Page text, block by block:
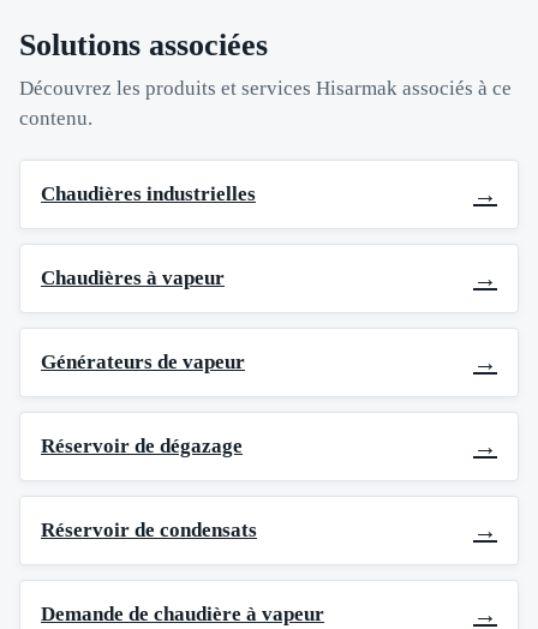
Solutions associées
Découvrez les produits et services Hisarmak associés à ce
contenu.
Chaudières industrielles →
Chaudières à vapeur →
Générateurs de vapeur →
Réservoir de dégazage →
Réservoir de condensats →
Demande de chaudière à vapeur →